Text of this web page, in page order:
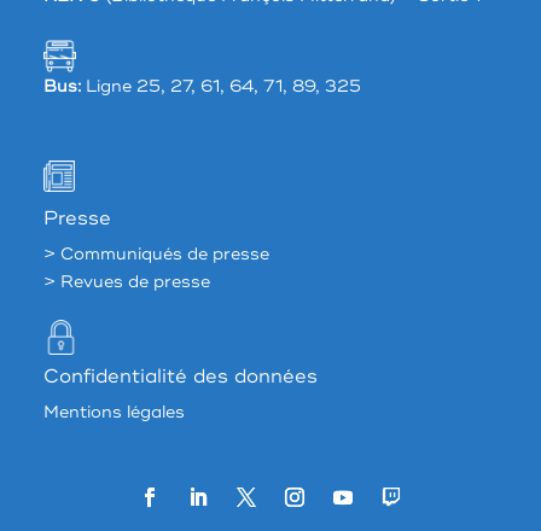
Bus:Ligne 25, 27, 61, 64, 71, 89, 325
Presse
> Communiqués de presse
> Revues de presse
Confidentialité des données
Mentions légales